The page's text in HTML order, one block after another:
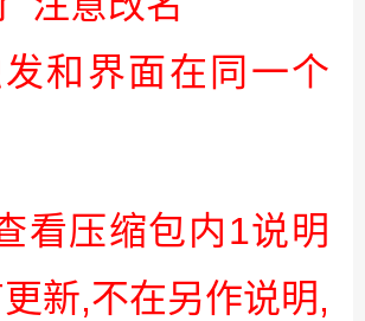
和界面在同一个
看压缩包内1说明
新,不在另作说明,